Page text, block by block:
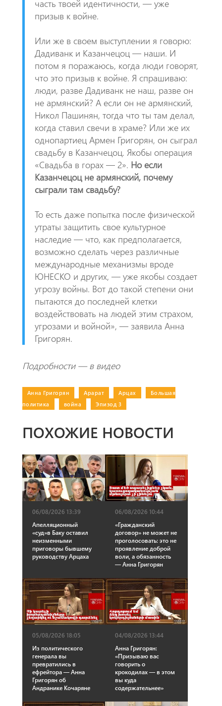
часть твоей идентичности, — уже
призыв к войне.
Или же в своем выступлении я говорю:
Дадиванк и Казанчецоц — наши. И
потом я поражаюсь, когда люди говорят,
что это призыв к войне. Я спрашиваю:
люди, разве Дадиванк не наш, разве он
не армянский? А если он не армянский,
Никол Пашинян, тогда что ты там делал,
когда ставил свечи в храме? Или же их
однопартиец Армен Григорян, он сыграл
свадьбу в Казанчецоц. Якобы операция
«Свадьба в горах — 2». Но если
Казанчецоц не армянский, почему
сыграли там свадьбу?
То есть даже попытка после физической
утраты защитить свое культурное
наследие — что, как предполагается,
возможно сделать через различные
международные механизмы вроде
ЮНЕСКО и других, — уже якобы создает
угрозу войны. Вот до такой степени они
пытаются до последней клетки
воздействовать на людей этим страхом,
угрозами и войной», — заявила Анна
Григорян.
Подробности — в видео
Анна Григорян Арарат Арцах
Большая
политика
война Эпизод 3
ПОХОЖИЕ НОВОСТИ
06/08/2026 13:39
Апелляционный
«суд»в Баку оставил
неизменными
приговоры бывшему
руководству Арцаха
06/08/2026 10:44
«Гражданский
договор» не может не
проголосовать: это не
проявление доброй
воли, а обязанность
— Анна Григорян
05/08/2026 18:05
Из политического
генерала вы
превратились в
ефрейтора — Анна
Григорян об
Андранике Кочаряне
04/08/2026 13:44
Анна Григорян:
«Призываю вас
говорить о
крокодилах — в этом
вы куда
содержательнее»